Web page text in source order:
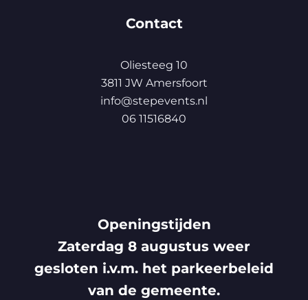
Contact
Oliesteeg 10
3811 JW Amersfoort
info@stepevents.nl
06 11516840
Openingstijden
Zaterdag 8 augustus weer
gesloten i.v.m. het parkeerbeleid
van de gemeente.